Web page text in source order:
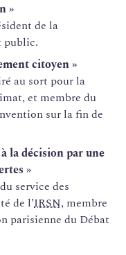
»
de la
public.
citoyen »
au sort pour la
et membre du
sur la fin de
la décision par une
»
service des
de l’IRSN, membre
parisienne du Débat